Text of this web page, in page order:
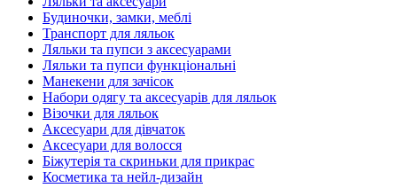
Будиночки, замки, меблі
Транспорт для ляльок
Ляльки та пупси з аксесуарами
Ляльки та пупси функціональні
Манекени для зачісок
Набори одягу та аксесуарів для ляльок
Візочки для ляльок
Аксесуари для дівчаток
Аксесуари для волосся
Біжутерія та скриньки для прикрас
Косметика та нейл-дизайн